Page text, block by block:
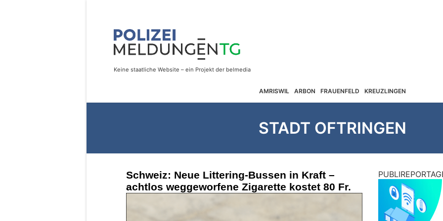
AMRISWIL ARBON FRAUENFELD KREUZLINGEN
STADT OFTRINGEN
Schweiz: Neue Littering-Bussen in Kraft –
achtlos weggeworfene Zigarette kostet 80 Fr.